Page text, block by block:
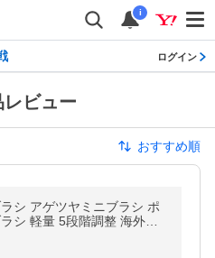
i
ログイン
ビュー
おすすめ順
シ アゲツヤミニブラシ ポ
シ 軽量 5段階調整 海外対
トブラシ ストレートアイ
爆買